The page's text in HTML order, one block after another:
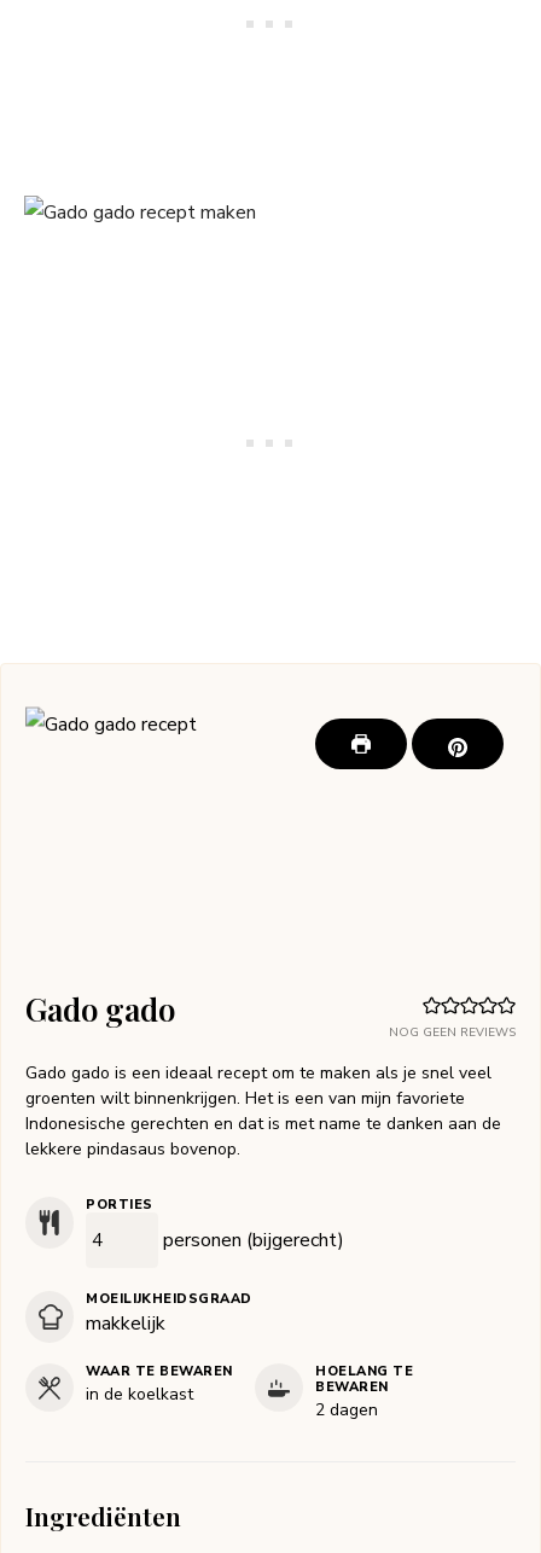
NOG GEEN REVIEWS
Gado gado
Gado gado is een ideaal recept om te maken als je snel veel
groenten wilt binnenkrijgen. Het is een van mijn favoriete
Indonesische gerechten en dat is met name te danken aan de
lekkere pindasaus bovenop.
PORTIES
personen (bijgerecht)
MOEILIJKHEIDSGRAAD
makkelijk
WAAR TE BEWAREN
in de koelkast
HOELANG TE
BEWAREN
2 dagen
Ingrediënten